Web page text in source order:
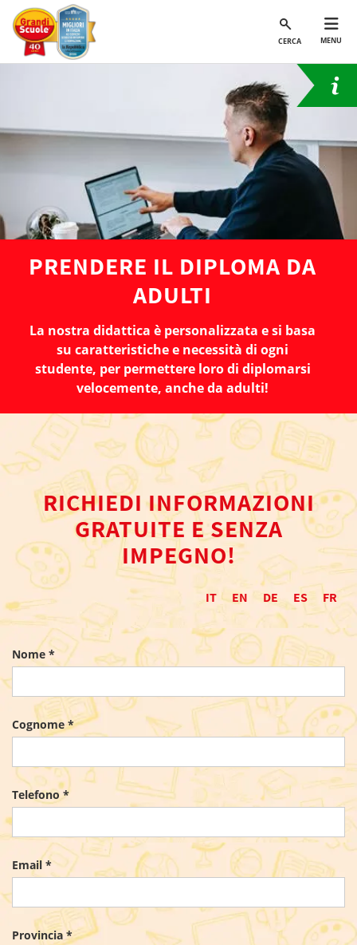
CERCA MENU
PRENDERE IL DIPLOMA DA
ADULTI
La nostra didattica è personalizzata e si basa
su caratteristiche e necessità di ogni
studente, per permettere loro di diplomarsi
velocemente, anche da adulti!
RICHIEDI INFORMAZIONI
GRATUITE E SENZA
IMPEGNO!
IT EN DE ES FR
Nome *
Cognome *
Telefono *
Email *
Provincia *